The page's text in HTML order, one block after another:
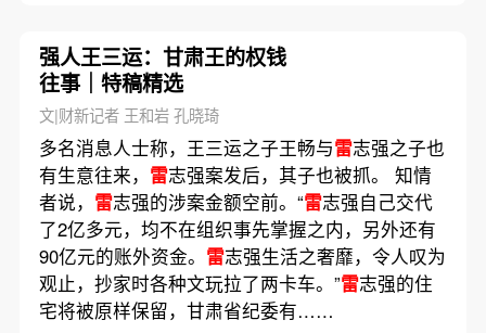
强人王三运：甘肃王的权钱
往事｜特稿精选
文|财新记者 王和岩 孔晓琦
多名消息人士称，王三运之子王畅与雷志强之子也
有生意往来， 雷志强案发后，其子也被抓。 知情
者说， 雷志强的涉案金额空前。“雷志强自己交代
了2亿多元，均不在组织事先掌握之内，另外还有
90亿元的账外资金。 雷志强生活之奢靡，令人叹为
观止，抄家时各种文玩拉了两卡车。”雷志强的住
宅将被原样保留，甘肃省纪委有……